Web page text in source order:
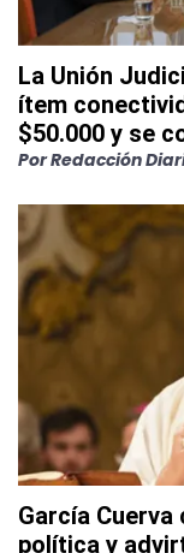
La Unión
ítem
$50.000 y se
PorRedacción
García
política y